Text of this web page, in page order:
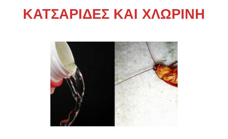
ΚΑΤΣΑΡΙΔΕΣ ΚΑΙ ΧΛΩΡΙΝΗ